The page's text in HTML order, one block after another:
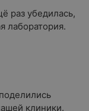
учитывая
даже при
скрытые риски
раз убедилась,
лаборатория.
клиники.